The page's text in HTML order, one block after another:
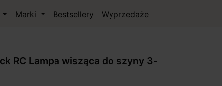
Marki Bestsellery Wyprzedaże
RC Lampa wisząca do szyny 3-